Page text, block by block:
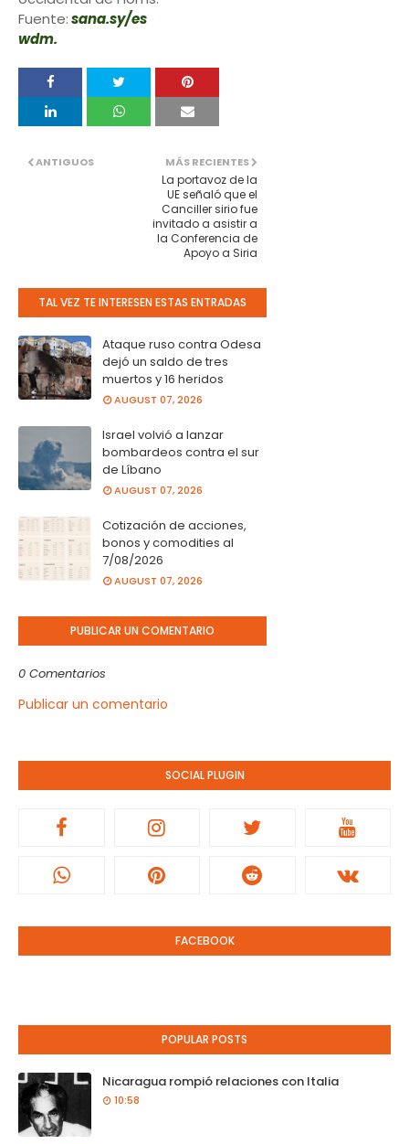
Fuente:sana.sy/es
wdm.
MÁS RECIENTES
La portavoz de la
UE señaló que el
Canciller sirio fue
invitado a asistir a
la Conferencia de
Apoyo a Siria
ANTIGUOS
TAL VEZ TE INTERESEN ESTAS ENTRADAS
Ataque ruso contra Odesa
dejó un saldo de tres
muertos y 16 heridos
AUGUST 07, 2026
Israel volvió a lanzar
bombardeos contra el sur
de Líbano
AUGUST 07, 2026
Cotización de acciones,
bonos y comodities al
7/08/2026
AUGUST 07, 2026
PUBLICAR UN COMENTARIO
0 Comentarios
Publicar un comentario
SOCIAL PLUGIN
FACEBOOK
POPULAR POSTS
Nicaragua rompió relaciones con Italia
10:58